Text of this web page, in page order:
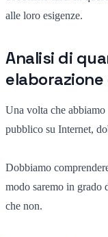
alle loro esigenze.
Analisi di
Una volta che
pubblico su Internet,
Dobbiamo
modo saremo in grado
che non.